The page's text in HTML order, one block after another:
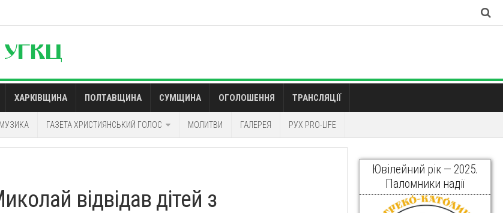
ХАРКІВЩИНА ПОЛТАВЩИНА СУМЩИНА ОГОЛОШЕННЯ ТРАНСЛЯЦІЇ
ГАЗЕТА ХРИСТИЯНСЬКИЙ ГОЛОС МОЛИТВИ ГАЛЕРЕЯ РУХ PRO-LIFE
відвідав дітей з
Ювілейний рік — 2025.
Паломники надії